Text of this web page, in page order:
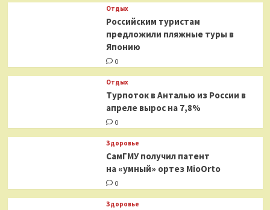
Отдых
Российским туристам
предложили пляжные туры в
Японию
0
Отдых
Турпоток в Анталью из России в
апреле вырос на 7,8%
0
Здоровье
СамГМУ получил патент
на «умный» ортез MioOrto
0
Здоровье